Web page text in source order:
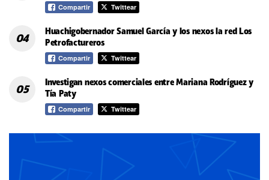
Compartir Twittear
Huachigobernador Samuel García y los nexos la red Los
Petrofactureros
Compartir Twittear
Investigan nexos comerciales entre Mariana Rodríguez y
Tía Paty
Compartir Twittear